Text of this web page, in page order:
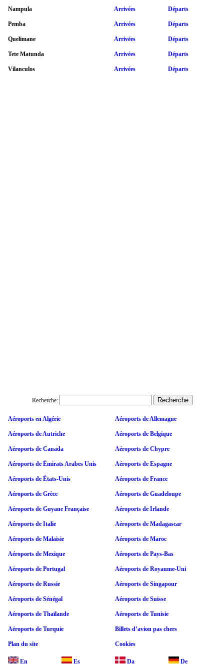
Nampula Arrivées Départs
Pemba Arrivées Départs
Quelimane Arrivées Départs
Tete Matunda Arrivées Départs
Vilanculos Arrivées Départs
Recherche:
Aéroports en Algérie Aéroports de Allemagne
Aéroports de Autriche Aéroports de Belgique
Aéroports de Canada Aéroports de Chypre
Aéroports de Émirats Arabes Unis Aéroports de Espagne
Aéroports de États-Unis Aéroports de France
Aéroports de Grèce Aéroports de Guadeloupe
Aéroports de Guyane Française Aéroports de Irlande
Aéroports de Italie Aéroports de Madagascar
Aéroports de Malaisie Aéroports de Maroc
Aéroports de Mexique Aéroports de Pays-Bas
Aéroports de Portugal Aéroports de Royaume-Uni
Aéroports de Russie Aéroports de Singapour
Aéroports de Sénégal Aéroports de Suisse
Aéroports de Thaïlande Aéroports de Tunisie
Aéroports de Turquie Billets d’avion pas chers
Plan du site Cookies
En Es Da De